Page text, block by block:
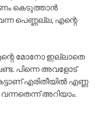
കെടുത്താൻ
പെണ്ണല്ല, എന്റെ
മോനോ ഇല്ലാതെ
പിന്നെ അവളോട്
എരിതീയിൽ എണ്ണ
വന്നതെന്ന് അറിയാം.